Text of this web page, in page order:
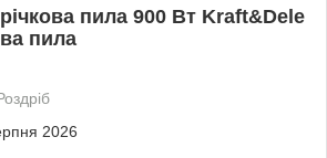
пила 900 Вт Kraft&Dele
пила
2026